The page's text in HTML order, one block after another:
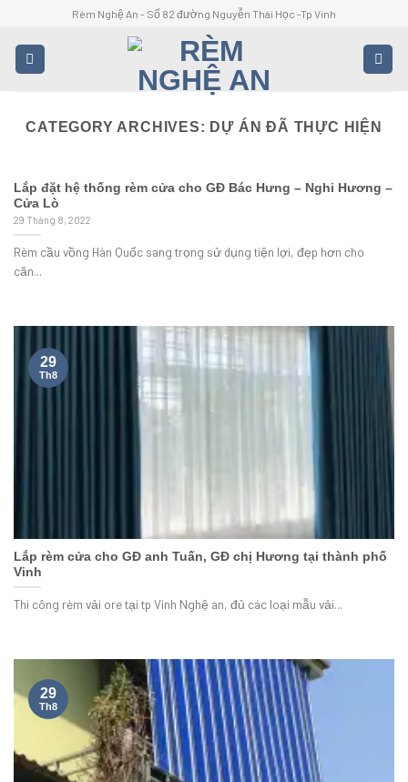
content
Rèm Nghệ An - Số 82 đường Nguyễn Thái Học -Tp Vinh
CATEGORY ARCHIVES: DỰ ÁN ĐÃ THỰC HIỆN
Lắp đặt hệ thống rèm cửa cho GĐ Bác Hưng – Nghi Hương –
Cửa Lò
29 Tháng 8, 2022
Rèm cầu vồng Hàn Quốc sang trọng sử dụng tiện lợi, đẹp hơn cho
căn...
Lắp rèm cửa cho GĐ anh Tuấn, GĐ chị Hương tại thành phố
Vinh
Thi công rèm vải ore tại tp Vinh Nghệ an, đủ các loại mẫu vải...
29
Th8
29
Th8